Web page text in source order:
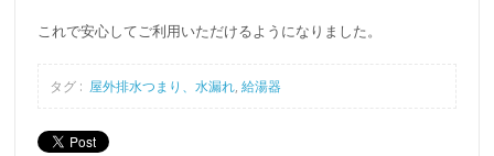
これで安心してご利用いただけるようになりました。
タグ : 屋外排水つまり、水漏れ,給湯器